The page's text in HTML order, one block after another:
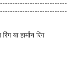
या हार्मोन रिंग